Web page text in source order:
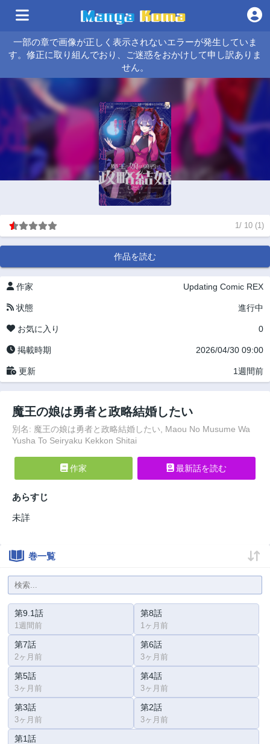
一部の章で画像が正しく表示されないエラーが発生していま
す。修正に取り組んでおり、ご迷惑をおかけして申し訳ありま
せん。
1/ 10 (1)
作品を読む
作家 Updating Comic REX
状態 進行中
お気に入り 0
掲載時期 2026/04/30 09:00
更新 1週間前
魔王の娘は勇者と政略結婚したい
別名: 魔王の娘は勇者と政略結婚したい, Maou No Musume Wa
Yusha To Seiryaku Kekkon Shitai
作家 最新話を読む
あらすじ
未詳
巻一覧
第9.1話
1週間前
第8話
1ヶ月前
第7話
2ヶ月前
第6話
3ヶ月前
第5話
3ヶ月前
第4話
3ヶ月前
第3話
3ヶ月前
第2話
3ヶ月前
第1話